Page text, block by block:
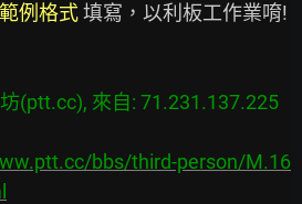
例格式 填寫，以利板工作業唷!
(ptt.cc), 來自: 71.231.137.225
bbs/third-person/M.16